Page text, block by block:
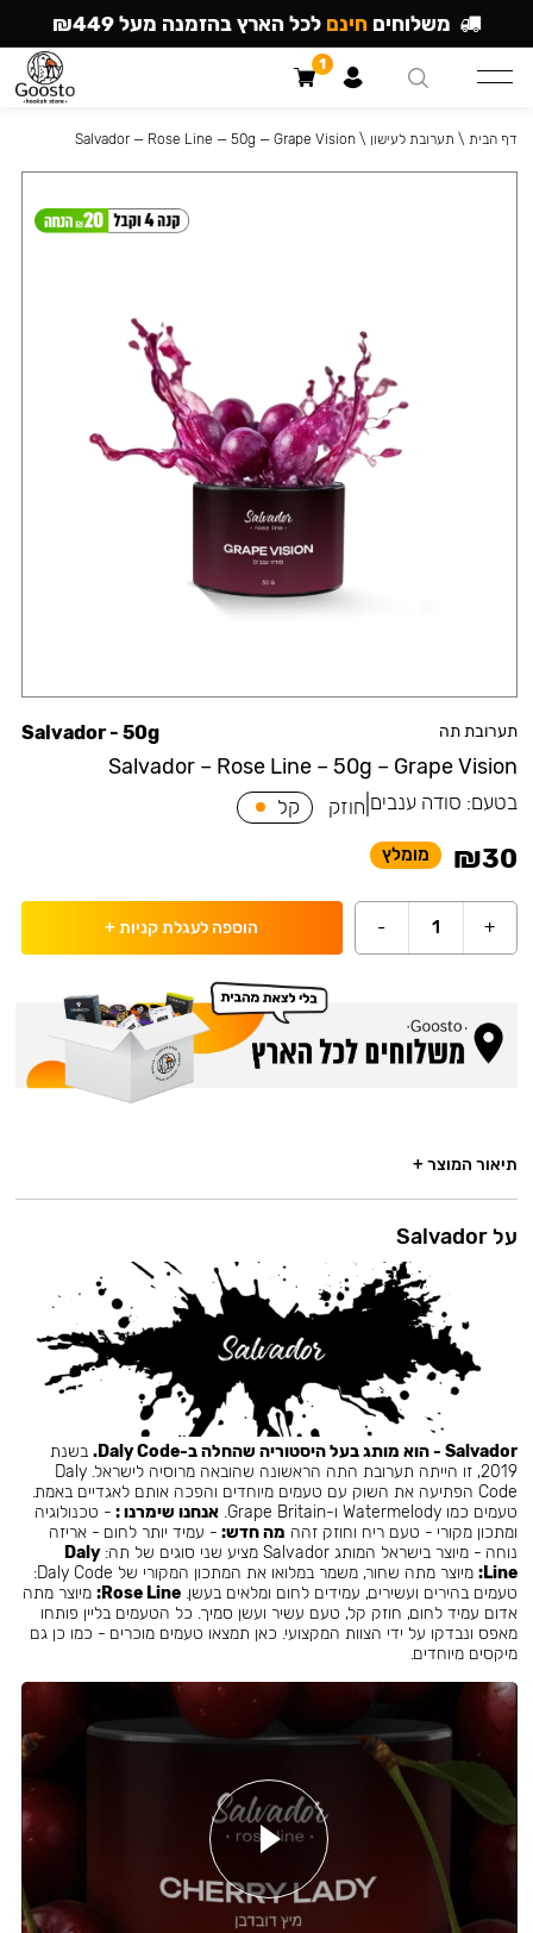
תערובת תה
Salvador – Rose Line – 50g – Grape Vision
Salvador - 50g
בטעם: סודה ענבים חוזק קל
₪30 מומלץ
+
1
- הוספה לעגלת קניות +
דף הבית \ תערובת לעישון \
Salvador — Rose Line — 50g — Grape Vision
תיאור המוצר +
על Salvador
Salvador - הוא מותג בעל היסטוריה שהחלה ב-Daly Code.
בשנת
2019, זו הייתה תערובת התה הראשונה שהובאה מרוסיה לישראל. Daly
Code הפתיעה את השוק עם טעמים מיוחדים והפכה אותם לאגדיים באמת.
טעמים כמו Watermelody ו-Grape Britain.
אנחנו שימרנו : - טכנולוגיה
ומתכון מקורי - טעם ריח וחוזק זהה מה חדש: - עמיד יותר לחום - אריזה
נוחה - מיוצר בישראל המותג Salvador מציע שני סוגים של תה:
Daly
Line:
מיוצר מתה שחור, משמר במלואו את המתכון המקורי של Daly Code:
טעמים בהירים ועשירים, עמידים לחום ומלאים בעשן.Rose Line: מיוצר מתה
אדום עמיד לחום, חוזק קל, טעם עשיר ועשן סמיך. כל הטעמים בליין פותחו
מאפס ונבדקו על ידי הצוות המקצועי. כאן תמצאו טעמים מוכרים - כמו כן גם
מיקסים מיוחדים.
משלוחים חינם לכל הארץ בהזמנה מעל ₪449
1